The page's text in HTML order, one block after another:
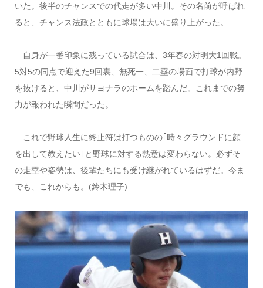
いた。後半のチャンスでの代走が多い中川。その名前が呼ばれ
ると、チャンス法政とともに球場は大いに盛り上がった。
自身が一番印象に残っている試合は、3年春の対明大1回戦。
5対5の同点で迎えた9回裏、無死一、二塁の場面で打球が内野
を抜けると、中川がサヨナラのホームを踏んだ。これまでの努
力が報われた瞬間だった。
これで野球人生に終止符は打つものの｢時々グラウンドに顔
を出して教えたい｣と野球に対する熱意は変わらない。必ずそ
の走塁や姿勢は、後輩たちにも受け継がれているはずだ。今ま
でも、これからも。(鈴木理子)